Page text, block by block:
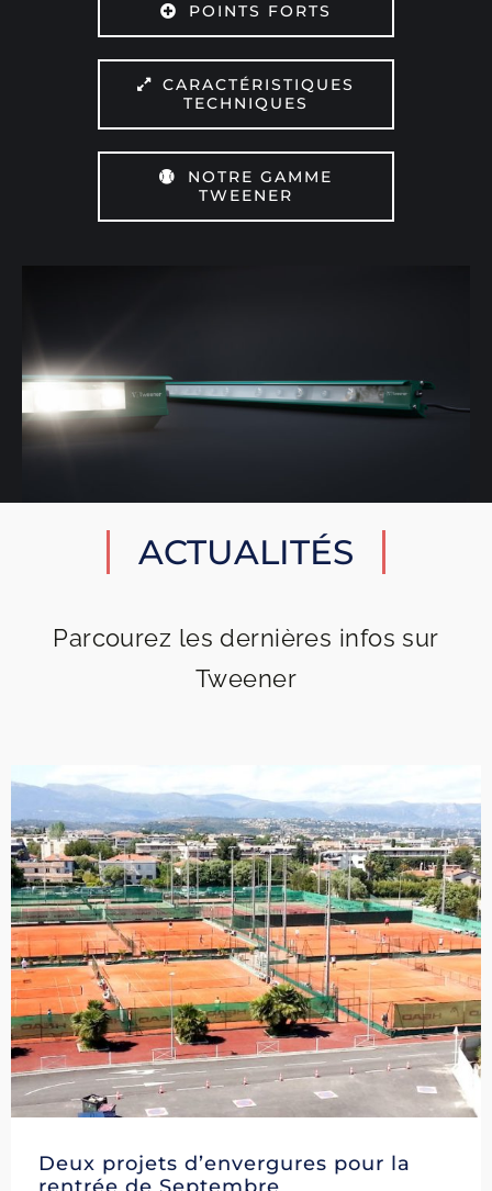
POINTS FORTS
CARACTÉRISTIQUES
TECHNIQUES
NOTRE GAMME
TWEENER
ACTUALITÉS
Parcourez les dernières infos sur
Tweener
Deux projets d’envergures pour la
rentrée de Septembre